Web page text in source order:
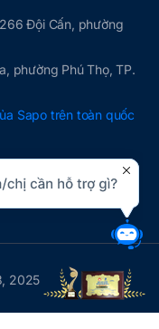
Đội Cấn, phường
phường Phú Thọ, TP.
Sapo trên toàn quốc
2025